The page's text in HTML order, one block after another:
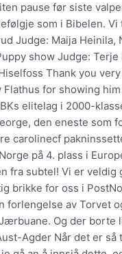
pause før siste
som i Bibelen.
Judge: Maija Heinila,
show Judge: Terje
Thank you
for showing him
elitelag i 2000-
den eneste som
carolinecf
på 4. plass i
fra subtel! Vi er veldig
brikke for oss i
forlengelse av Torvet
Og der borte
Agder Når det er så